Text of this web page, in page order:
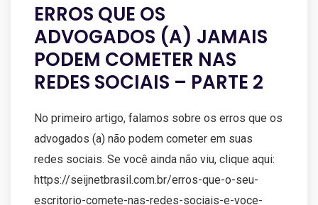
ERROS QUE OS
ADVOGADOS (A) JAMAIS
PODEM COMETER NAS
REDES SOCIAIS – PARTE 2
No primeiro artigo, falamos sobre os erros que os
advogados (a) não podem cometer em suas
redes sociais. Se você ainda não viu, clique aqui:
https://seijnetbrasil.com.br/erros-que-o-seu-
escritorio-comete-nas-redes-sociais-e-voce-